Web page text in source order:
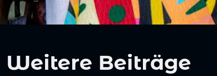
Weitere Beiträge